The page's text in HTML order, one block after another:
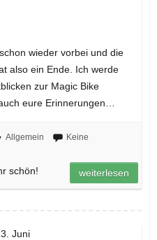
wieder vorbei und die
also ein Ende. Ich werde
zur Magic Bike
eure Erinnerungen…
Allgemein
Keine
schön! weiterlesen
Juni